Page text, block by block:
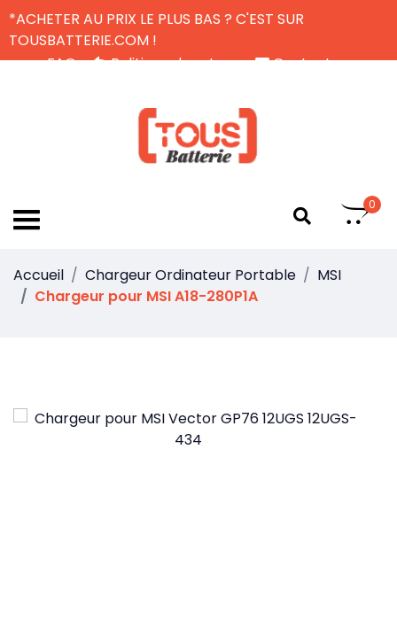
*ACHETER AU PRIX LE PLUS BAS ? C'EST SUR
TOUSBATTERIE.COM !
FAQ
Politique de retour
Contactez-nous
0
Accueil Chargeur Ordinateur Portable
MSI
Chargeur pour MSI A18-280P1A